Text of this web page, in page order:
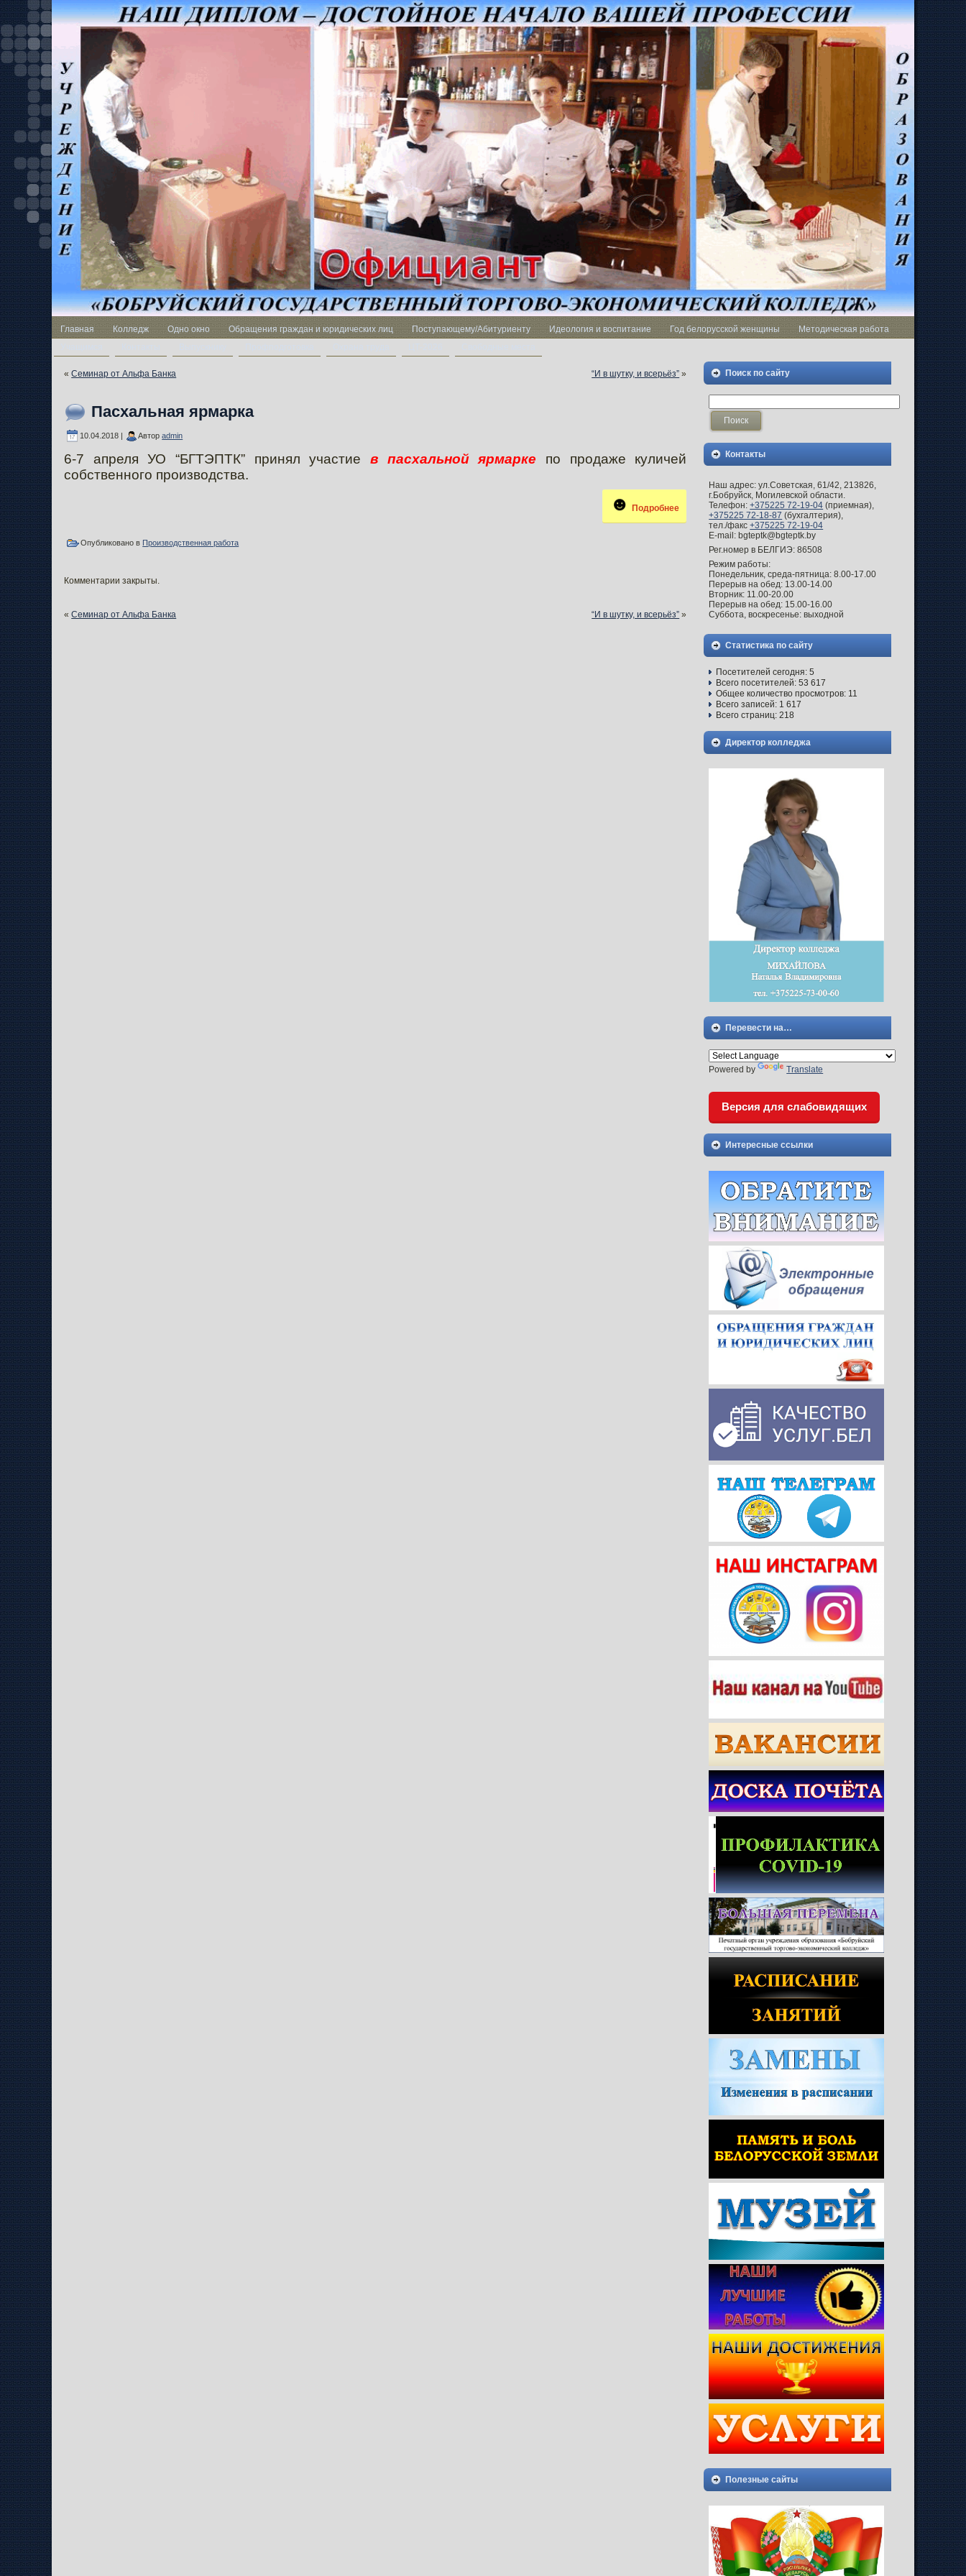
Главная Колледж Одно окно Обращения граждан и юридических лиц Поступающему/Абитуриенту Идеология и воспитание Год белорусской женщины
Методическая работа
«Семинар от Альфа Банка “И в шутку, и всерьёз” »
Пасхальная ярмарка
10.04.2018 | Авторadmin
6-7 апреля УО “БГТЭПТК” принял участиев пасхальной ярмарке по продаже куличей
собственного производства.
Подробнее
Опубликовано в Производственная работа
Комментарии закрыты.
«Семинар от Альфа Банка “И в шутку, и всерьёз” »
Поиск по сайту
Контакты
Наш адрес: ул.Советская, 61/42, 213826,
г.Бобруйск, Могилевской области.
Телефон:+375225 72-19-04 (приемная),
+375225 72-18-87 (бухгалтерия),
тел./факс+375225 72-19-04
E-mail: bgteptk@bgteptk.by
Рег.номер в БЕЛГИЭ: 86508
Режим работы:
Понедельник, среда-пятница: 8.00-17.00
Перерыв на обед: 13.00-14.00
Вторник: 11.00-20.00
Перерыв на обед: 15.00-16.00
Суббота, воскресенье: выходной
Статистика по сайту
Посетителей сегодня:5
Всего посетителей:53 617
Общее количество просмотров: 11
Всего записей: 1 617
Всего страниц:218
Директор колледжа
Перевести на…
Powered by Translate
Версия для слабовидящих
Интересные ссылки
Полезные сайты